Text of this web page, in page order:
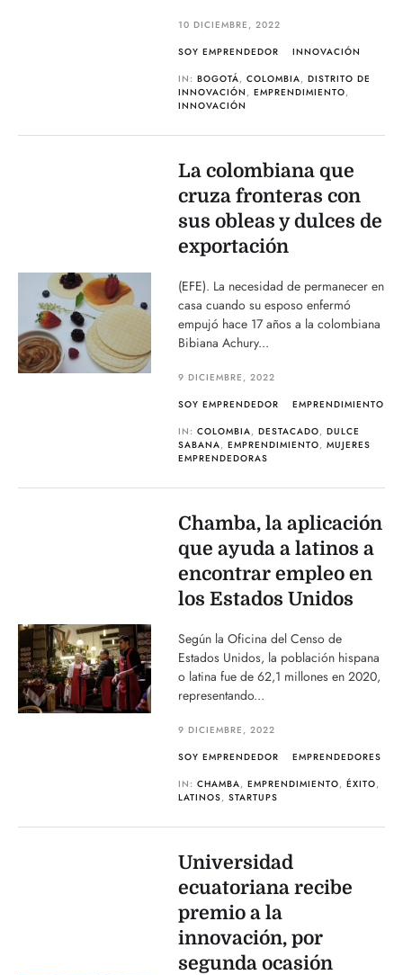
10 DICIEMBRE, 2022
SOY EMPRENDEDOR
INNOVACIÓN
IN:BOGOTÁ,COLOMBIA,DISTRITO DE
INNOVACIÓN ,EMPRENDIMIENTO,
INNOVACIÓN
La colombiana que
cruza fronteras con
sus obleas y dulces de
exportación
(EFE). La necesidad de permanecer en
casa cuando su esposo enfermó
empujó hace 17 años a la colombiana
Bibiana Achury...
9 DICIEMBRE, 2022
SOY EMPRENDEDOR
EMPRENDIMIENTO
IN:COLOMBIA,DESTACADO,DULCE
SABANA,EMPRENDIMIENTO,MUJERES
EMPRENDEDORAS
Chamba, la aplicación
que ayuda a latinos a
encontrar empleo en
los Estados Unidos
Según la Oficina del Censo de
Estados Unidos, la población hispana
o latina fue de 62,1 millones en 2020,
representando...
9 DICIEMBRE, 2022
SOY EMPRENDEDOR
EMPRENDEDORES
IN:CHAMBA,EMPRENDIMIENTO,ÉXITO,
LATINOS,STARTUPS
Universidad
ecuatoriana recibe
premio a la
innovación, por
segunda ocasión